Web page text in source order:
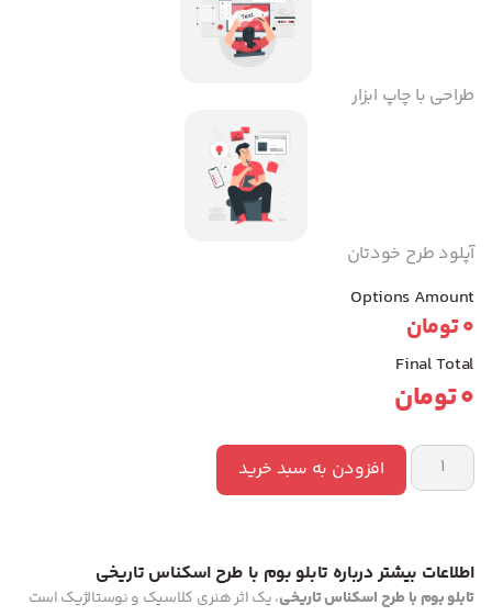
طراحی با چاپ ابزار
آپلود طرح خودتان
Options Amount
0تومان
Final Total
0تومان
افزودن به سبد خرید
اطلاعات بیشتر درباره تابلو بوم با طرح اسکناس تاریخی
تابلو بوم با طرح اسکناس تاریخی، یک اثر هنری کلاسیک و نوستالژیک است